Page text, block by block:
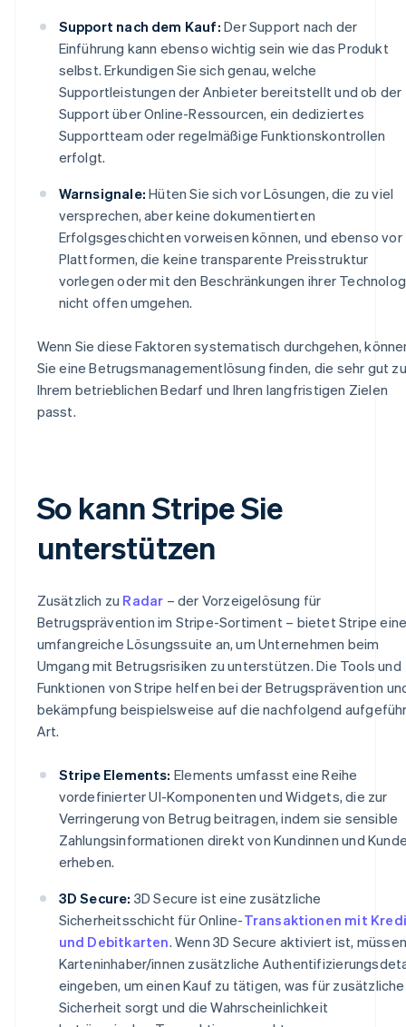
Support nach dem Kauf: Der Support nach der
Einführung kann ebenso wichtig sein wie das Produkt
selbst. Erkundigen Sie sich genau, welche
Supportleistungen der Anbieter bereitstellt und ob der
Support über Online-Ressourcen, ein dediziertes
Supportteam oder regelmäßige Funktionskontrollen
erfolgt.
Warnsignale: Hüten Sie sich vor Lösungen, die zu viel
versprechen, aber keine dokumentierten
Erfolgsgeschichten vorweisen können, und ebenso vor
Plattformen, die keine transparente Preisstruktur
vorlegen oder mit den Beschränkungen ihrer
nicht offen umgehen.
Wenn Sie diese Faktoren systematisch durchgehen,
Sie eine Betrugsmanagementlösung finden, die sehr gut zu
Ihrem betrieblichen Bedarf und Ihren langfristigen Zielen
passt.
So kann Stripe Sie
unterstützen
Zusätzlich zu Radar – der Vorzeigelösung für
Betrugsprävention im Stripe-Sortiment – bietet Stripe
umfangreiche Lösungssuite an, um Unternehmen beim
Umgang mit Betrugsrisiken zu unterstützen. Die Tools und
Funktionen von Stripe helfen bei der Betrugsprävention
bekämpfung beispielsweise auf die nachfolgend
Art.
Stripe Elements: Elements umfasst eine Reihe
vordefinierter UI-Komponenten und Widgets, die zur
Verringerung von Betrug beitragen, indem sie sensible
Zahlungsinformationen direkt von Kundinnen und
erheben.
3D Secure: 3D Secure ist eine zusätzliche
Sicherheitsschicht für Online-Transaktionen mit
und Debitkarten. Wenn 3D Secure aktiviert ist,
Karteninhaber/innen zusätzliche
eingeben, um einen Kauf zu tätigen, was für zusätzliche
Sicherheit sorgt und die Wahrscheinlichkeit